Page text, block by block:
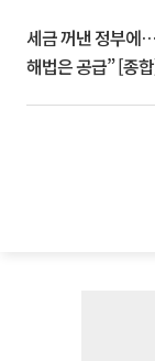
세금 꺼낸 정부에
해법은 공급” [종